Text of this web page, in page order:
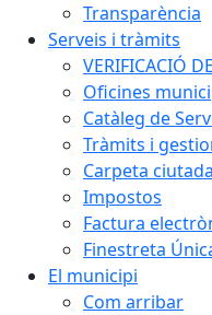
Transparència
Serveis i tràmits
VERIFICACIÓ
Oficines
Catàleg de
Tràmits i
Carpeta
Impostos
Factura
Finestreta
El municipi
Com arribar